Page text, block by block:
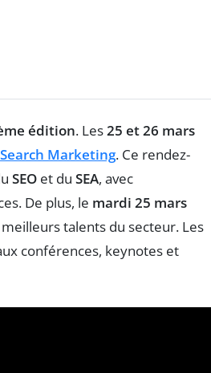
édition. Les25 et 26 mars
Search Marketing. Ce rendez-
SEO et du SEA, avec
De plus, le mardi 25 mars
talents du secteur. Les
conférences, keynotes et